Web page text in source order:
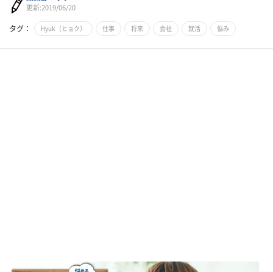
更新:2019/06/20
タグ： Hyuk（ヒョク） 仕事 将来 会社 就活 悩み